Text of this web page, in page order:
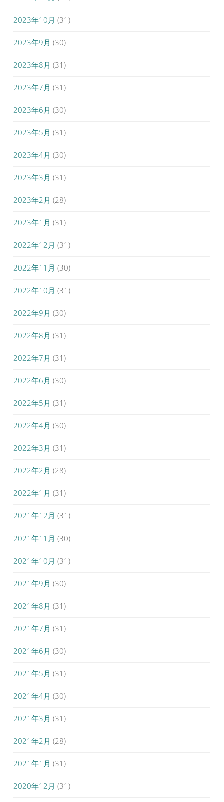
2023年10月 (31)
2023年9月 (30)
2023年8月 (31)
2023年7月 (31)
2023年6月 (30)
2023年5月 (31)
2023年4月 (30)
2023年3月 (31)
2023年2月 (28)
2023年1月 (31)
2022年12月 (31)
2022年11月 (30)
2022年10月 (31)
2022年9月 (30)
2022年8月 (31)
2022年7月 (31)
2022年6月 (30)
2022年5月 (31)
2022年4月 (30)
2022年3月 (31)
2022年2月 (28)
2022年1月 (31)
2021年12月 (31)
2021年11月 (30)
2021年10月 (31)
2021年9月 (30)
2021年8月 (31)
2021年7月 (31)
2021年6月 (30)
2021年5月 (31)
2021年4月 (30)
2021年3月 (31)
2021年2月 (28)
2021年1月 (31)
2020年12月 (31)